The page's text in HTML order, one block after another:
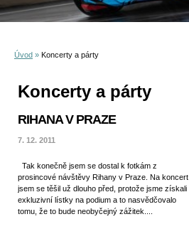
Úvod » Koncerty a párty
Koncerty a párty
RIHANA V PRAZE
7. 12. 2011
Tak konečně jsem se dostal k fotkám z
prosincové návštěvy Rihany v Praze. Na koncert
jsem se těšil už dlouho před, protože jsme získali
exkluzivní lístky na podium a to nasvědčovalo
tomu, že to bude neobyčejný zážitek....